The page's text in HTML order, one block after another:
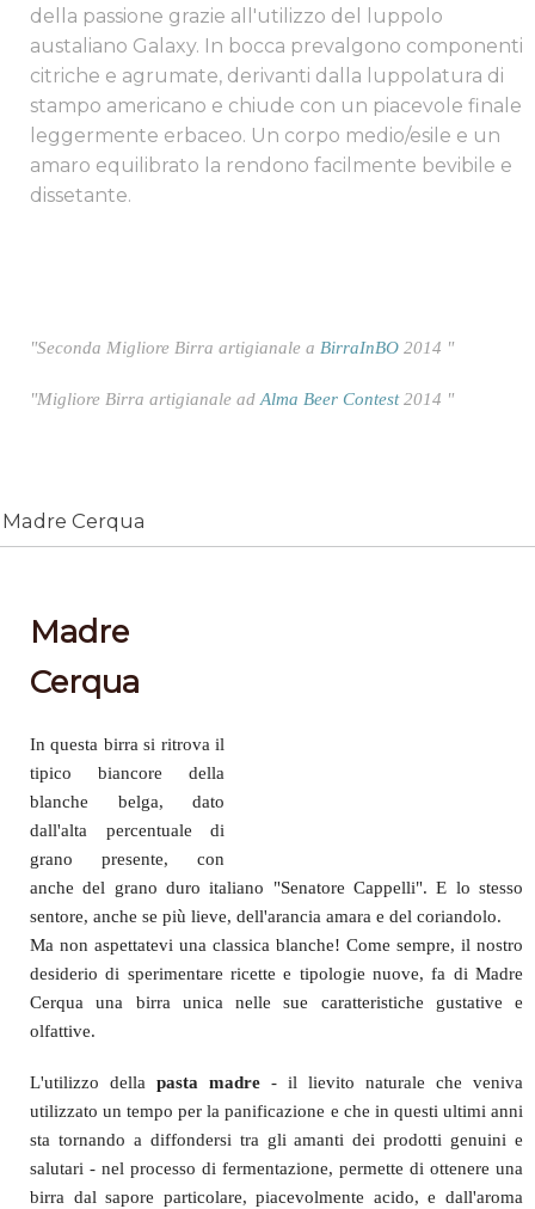
della passione grazie all'utilizzo del luppolo
austaliano Galaxy. In bocca prevalgono componenti
citriche e agrumate, derivanti dalla luppolatura di
stampo americano e chiude con un piacevole finale
leggermente erbaceo. Un corpo medio/esile e un
amaro equilibrato la rendono facilmente bevibile e
dissetante.
"Seconda Migliore Birra artigianale a BirraInBO 2014 "
"Migliore Birra artigianale adAlma Beer Contest2014 "
Madre Cerqua
Madre
Cerqua
In questa birra si ritrova il
tipico biancore della
blanche belga, dato
dall'alta percentuale di
grano presente, con
anche del grano duro italiano "Senatore Cappelli". E lo stesso
sentore, anche se più lieve, dell'arancia amara e del coriandolo.
Ma non aspettatevi una classica blanche! Come sempre, il nostro
desiderio di sperimentare ricette e tipologie nuove, fa di Madre
Cerqua una birra unica nelle sue caratteristiche gustative e
olfattive.
L'utilizzo della pasta madre - il lievito naturale che veniva
utilizzato un tempo per la panificazione e che in questi ultimi anni
sta tornando a diffondersi tra gli amanti dei prodotti genuini e
salutari - nel processo di fermentazione, permette di ottenere una
birra dal sapore particolare, piacevolmente acido, e dall'aroma